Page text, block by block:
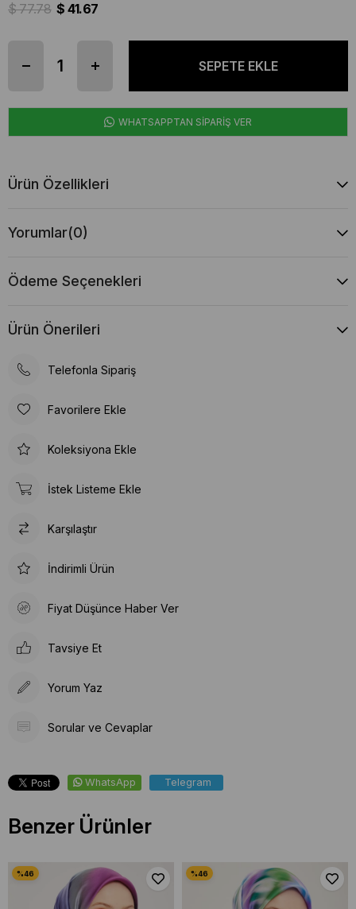
$ 77.78 $ 41.67
WHATSAPPTAN SİPARİŞ VER
Ürün Özellikleri
Yorumlar(0)
Ödeme Seçenekleri
Ürün Önerileri
Telefonla Sipariş
Favorilere Ekle
Koleksiyona Ekle
İstek Listeme Ekle
Karşılaştır
İndirimli Ürün
Fiyat Düşünce Haber Ver
Tavsiye Et
Yorum Yaz
Sorular ve Cevaplar
WhatsApp Telegram
Benzer Ürünler